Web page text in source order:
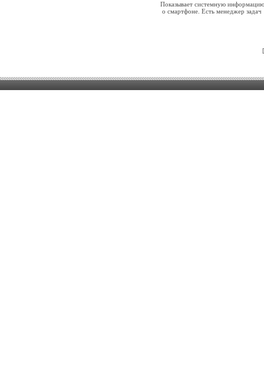
Показывает системную информацию
о смартфоне. Есть менеджер задач
[